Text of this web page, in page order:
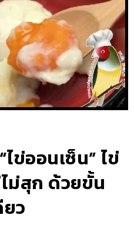
ข่ออนเซ็น” ไข่
ม่สุก ด้วยขั้น
ว